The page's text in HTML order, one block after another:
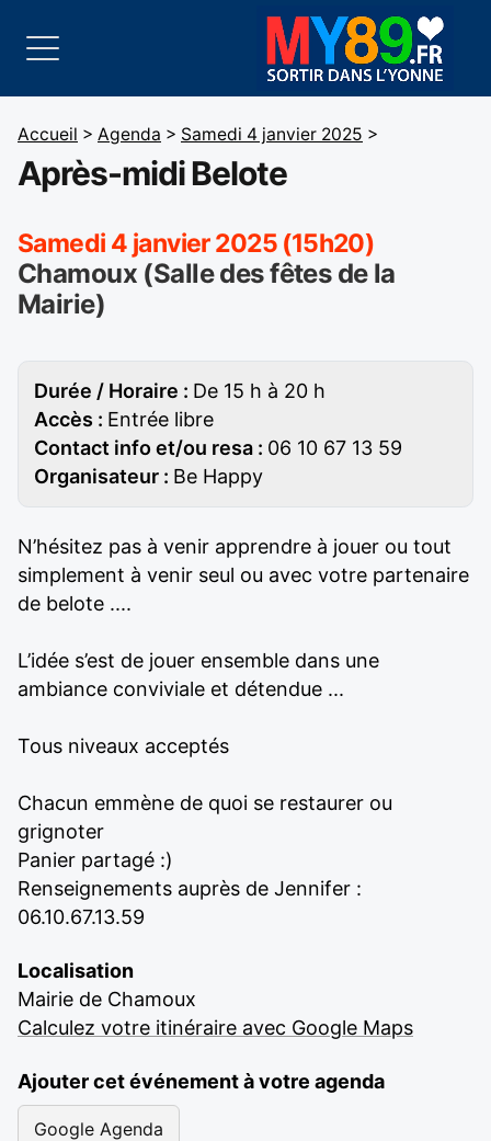
Accueil > Agenda > Samedi 4 janvier 2025 >
Après-midi Belote
Samedi 4 janvier 2025 (15h20)
Chamoux (Salle des fêtes de la
Mairie)
Durée / Horaire : De 15 h à 20 h
Accès : Entrée libre
Contact info et/ou resa : 06 10 67 13 59
Organisateur : Be Happy
N’hésitez pas à venir apprendre à jouer ou tout
simplement à venir seul ou avec votre partenaire
de belote ....
L’idée s’est de jouer ensemble dans une
ambiance conviviale et détendue ...
Tous niveaux acceptés
Chacun emmène de quoi se restaurer ou
grignoter
Panier partagé :)
Renseignements auprès de Jennifer :
06.10.67.13.59
Localisation
Mairie de Chamoux
Calculez votre itinéraire avec Google Maps
Ajouter cet événement à votre agenda
Google Agenda